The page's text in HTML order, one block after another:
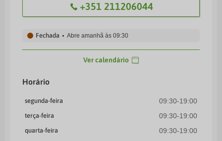
+351 211206044
Fechada Abre amanhã às 09:30
Horário
segunda-feira 09:30-19:00
terça-feira 09:30-19:00
quarta-feira 09:30-19:00
Ver calendário